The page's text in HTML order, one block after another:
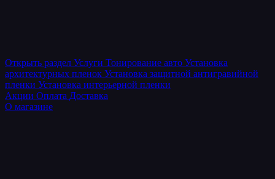
Открыть раздел Услуги Тонирование авто Установка
архитектурных пленок Установка защитной антигравийной
пленки Установка интерьерной пленки
Акции Оплата Доставка
О магазине